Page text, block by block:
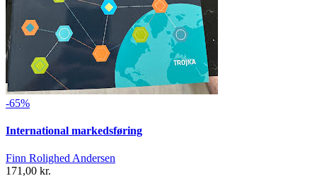
-65%
International markedsføring
Finn Rolighed Andersen
171,00 kr.